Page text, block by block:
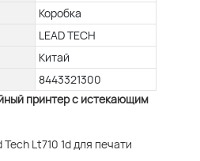
Коробка
LEAD TECH
Китай
8443321300
принтер с истекающим